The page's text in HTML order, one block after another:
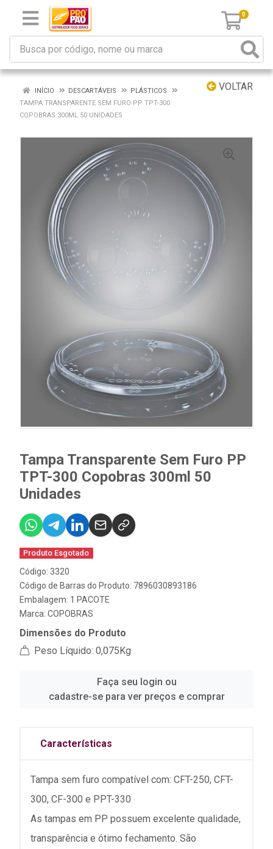
0
VOLTAR
INÍCIO DESCARTÁVEIS
PLÁSTICOS
TAMPA TRANSPARENTE SEM FURO PP TPT-300
COPOBRAS 300ML 50 UNIDADES
Tampa Transparente Sem Furo PP
TPT-300 Copobras 300ml 50
Unidades
Produto Esgotado
Código: 3320
Código de Barras do Produto: 7896030893186
Embalagem: 1 PACOTE
Marca: COPOBRAS
Dimensões do Produto
Peso Líquido: 0,075Kg
Faça seu login ou
cadastre-se para ver preços e comprar
Características
Tampa sem furo compatível com: CFT-250, CFT-
300, CF-300 e PPT-330
As tampas em PP possuem excelente qualidade,
transparência e ótimo fechamento. São